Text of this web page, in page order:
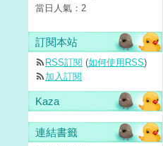
當日人氣： 2
訂閱本站
RSS訂閱 (如何使用RSS)
加入訂閱
Kaza
連結書籤